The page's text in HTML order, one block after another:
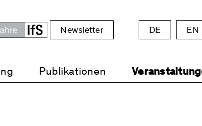
Newsletter DE EN
Publikationen